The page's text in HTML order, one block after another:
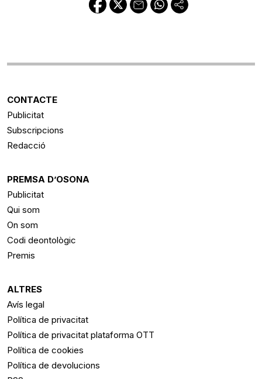
CONTACTE
Publicitat
Subscripcions
Redacció
PREMSA D’OSONA
Publicitat
Qui som
On som
Codi deontològic
Premis
ALTRES
Avís legal
Política de privacitat
Política de privacitat plataforma OTT
Política de cookies
Política de devolucions